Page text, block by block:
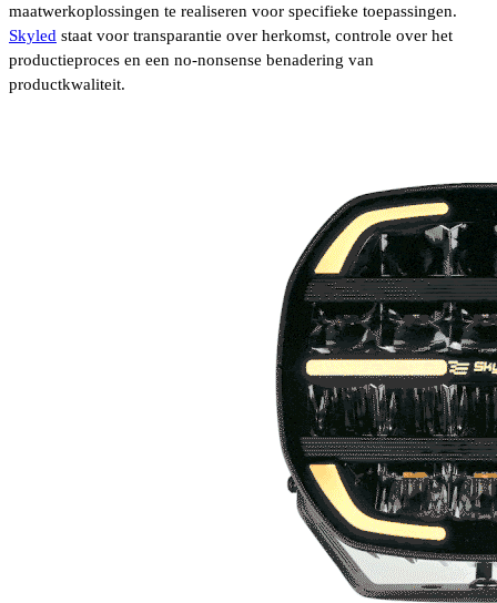
maatwerkoplossingen te realiseren voor specifieke toepassingen.
Skyled staat voor transparantie over herkomst, controle over het
productieproces en een no-nonsense benadering van
productkwaliteit.